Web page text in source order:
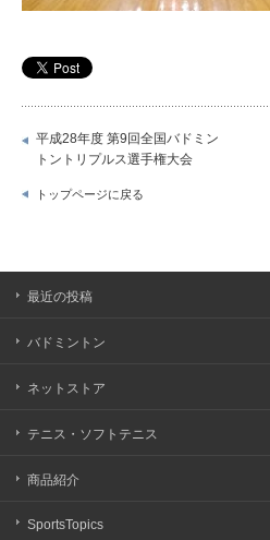
平成28年度 第9回全国バドミン
トントリプルス選手権大会
トップページに戻る
最近の投稿
バドミントン
ネットストア
テニス・ソフトテニス
商品紹介
SportsTopics